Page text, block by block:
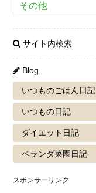
その他
サイト内検索
Blog
いつものごはん日記
いつもの日記
ダイエット日記
ベランダ菜園日記
スポンサーリンク